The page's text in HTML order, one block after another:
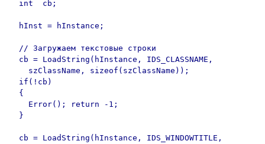
  int  cb;
  hInst = hInstance;
  // Загружаем текстовые строки
  cb = LoadString(hInstance, IDS_CLASSNAME,
    szClassName, sizeof(szClassName));
  if(!cb)
  {
    Error(); return -1;
  }
  cb = LoadString(hInstance, IDS_WINDOWTITLE,